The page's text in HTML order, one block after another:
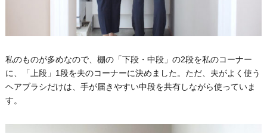
私のものが多めなので、棚の「下段・中段」の2段を私のコーナー
に、「上段」1段を夫のコーナーに決めました。ただ、夫がよく使う
ヘアブラシだけは、手が届きやすい中段を共有しながら使っていま
す。